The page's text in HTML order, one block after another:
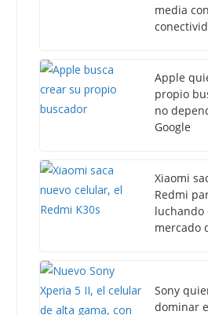
media con
Apple
propio
no
Google
Xiaomi
Redmi
luchando
mercado
Sony
dominar